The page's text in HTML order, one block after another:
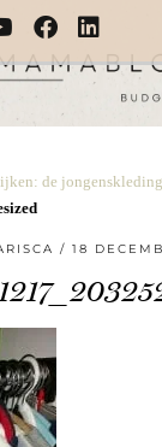
de
18